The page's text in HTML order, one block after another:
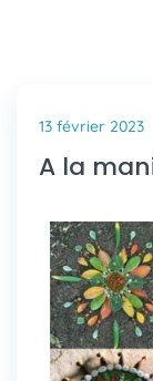
13 février 2023
A la